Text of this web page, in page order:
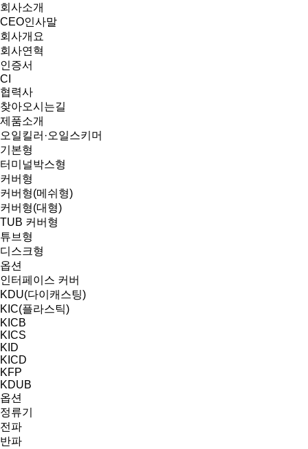
회사소개
CEO인사말
회사개요
회사연혁
인증서
CI
협력사
찾아오시는길
제품소개
오일킬러·오일스키머
기본형
터미널박스형
커버형
커버형(메쉬형)
커버형(대형)
TUB 커버형
튜브형
디스크형
옵션
인터페이스 커버
KDU(다이캐스팅)
KIC(플라스틱)
KICB
KICS
KID
KICD
KFP
KDUB
옵션
정류기
전파
반파